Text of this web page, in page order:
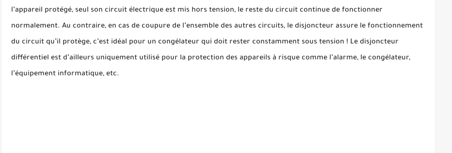
l’appareil protégé, seul son circuit électrique est mis hors tension, le reste du circuit continue de fonctionner
normalement. Au contraire, en cas de coupure de l’ensemble des autres circuits, le disjoncteur assure le fonctionnement
du circuit qu’il protège, c’est idéal pour un congélateur qui doit rester constamment sous tension ! Le disjoncteur
différentiel est d’ailleurs uniquement utilisé pour la protection des appareils à risque comme l’alarme, le congélateur,
l’équipement informatique, etc.